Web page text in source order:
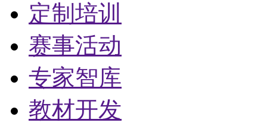
定制培训
赛事活动
专家智库
教材开发